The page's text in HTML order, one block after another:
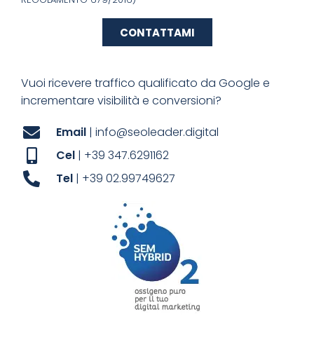
Vuoi ricevere traffico qualificato da Google e
incrementare visibilità e conversioni?
Email | info@seoleader.digital
Cel | +39 347.6291162
Tel | +39 02.99749627
CONTATTAMI